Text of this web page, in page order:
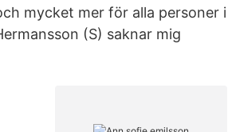
mycket mer för alla personer i
(S) saknar mig